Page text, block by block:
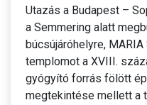
Utazás a Budapest –
a Semmering alatt
búcsújáróhelyre,
templomot a XVIII.
gyógyító forrás fölött
megtekintése mellett a